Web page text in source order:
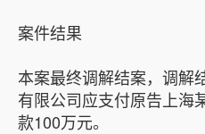
案件结果
本案最终调解结案，调解
有限公司应支付原告上海
款100万元。